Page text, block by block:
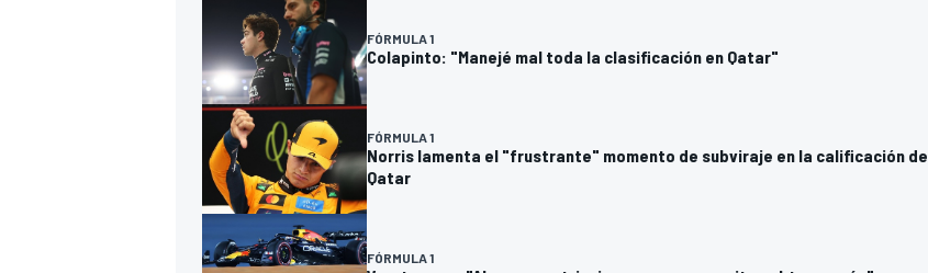
FÓRMULA 1
Colapinto: "Manejé mal toda la clasificación en Qatar"
FÓRMULA 1
Norris lamenta el "frustrante" momento de subviraje en la calificación de
Qatar
FÓRMULA 1